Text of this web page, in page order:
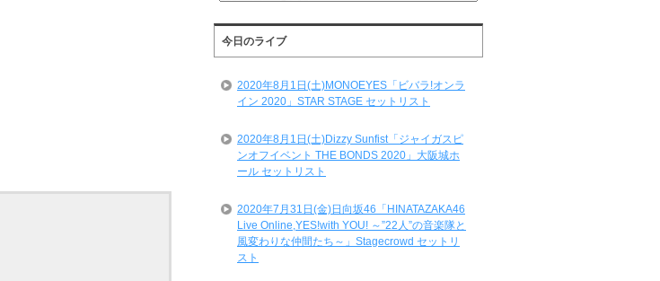
テ
ィ
ス
一
今日のライブ
2020年8月1日(土)MONOEYES「ビバラ!オンラ
イン 2020」STAR STAGE セットリスト
2020年8月1日(土)Dizzy Sunfist「ジャイガスピ
ンオフイベント THE BONDS 2020」大阪城ホ
ール セットリスト
2020年7月31日(金)日向坂46「HINATAZAKA46
Live Online,YES!with YOU! ～”22人”の音楽隊と
風変わりな仲間たち～」Stagecrowd セットリ
スト